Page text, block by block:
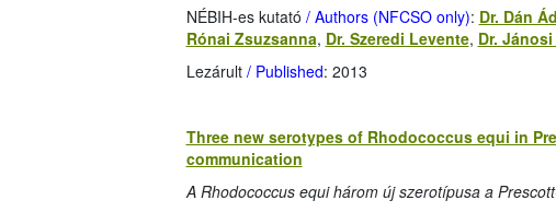
NÉBIH-es kutató / Authors (NFCSO only): Dr. Dán
Rónai Zsuzsanna, Dr. Szeredi Levente, Dr.
Lezárult / Published: 2013
Three new serotypes of Rhodococcus equi in
communication
A Rhodococcus equi három új szerotípusa a